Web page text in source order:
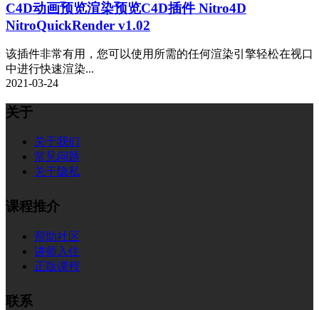
C4D动画预览渲染预览C4D插件 Nitro4D
NitroQuickRender v1.02
该插件非常有用，您可以使用所需的任何渲染引擎轻松在视口
中进行快速渲染...
2021-03-24
关于
关于我们
常见问题
关于隐私
课程推介
帮助社区
讲师入住
正版课程
联系